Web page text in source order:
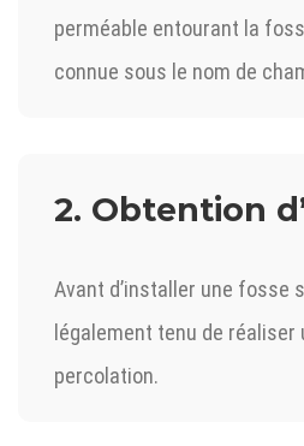
perméable entourant la
connue sous le nom de
2. Obtention
Avant d’installer une fosse
légalement tenu de réaliser
percolation.